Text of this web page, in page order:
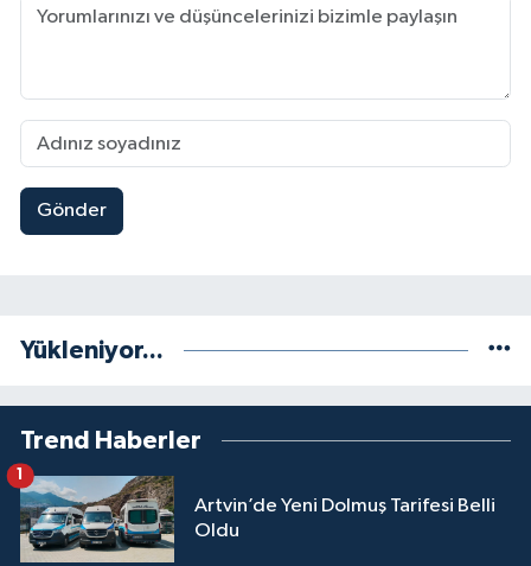
Gönder
Yükleniyor...
Trend Haberler
Artvin’de Yeni Dolmuş Tarifesi Belli
Oldu
1